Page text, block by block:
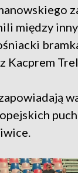
między
Kacprem